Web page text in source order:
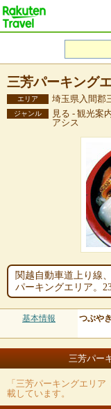
三芳パーキング
エリア 埼玉県入間郡
ジャンル
見る - 観光案
アシス
関越自動車道上り線
パーキングエリア。
基本情報 つぶや
三芳パー
「三芳パーキングエリ
載しています。